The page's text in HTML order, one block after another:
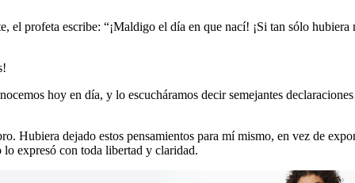
el profeta escribe: “¡Maldigo el día en que nací! ¡Si tan sólo
hoy en día, y lo escucháramos decir semejantes
Hubiera dejado estos pensamientos para mí mismo, en vez de
expresó con toda libertad y claridad.